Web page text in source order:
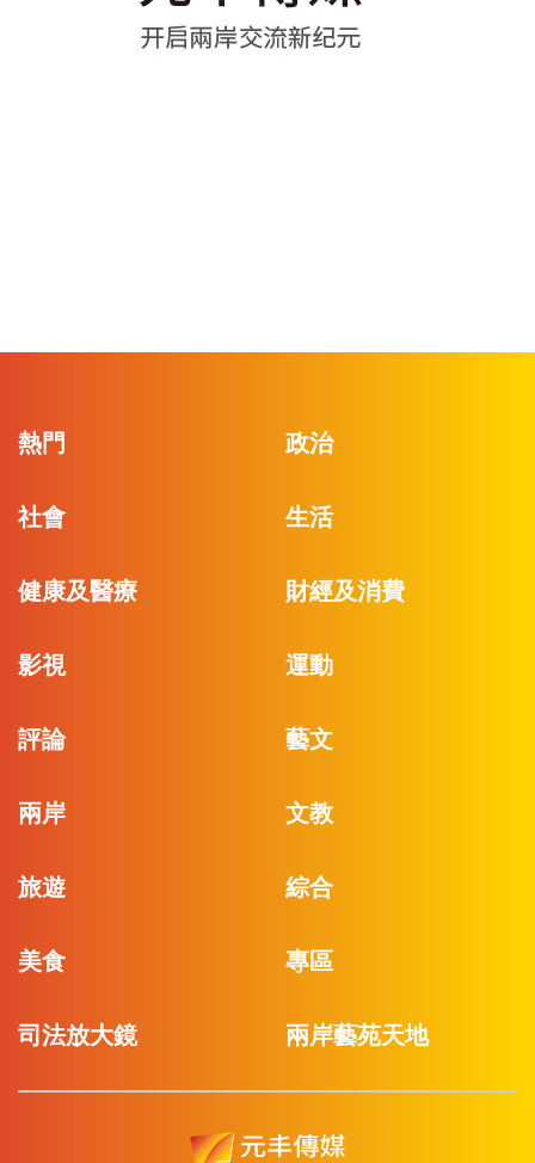
熱門 政治
社會 生活
健康及醫療 財經及消費
影視 運動
評論 藝文
兩岸 文教
旅遊 綜合
美食 專區
司法放大鏡 兩岸藝苑天地